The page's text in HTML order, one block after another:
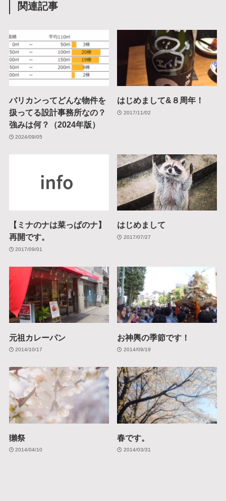
関連記事
バリカンってどんな物件を
扱ってる設計事務所なの？
強みは何？（2024年版）
2024/09/05
はじめまして&８周年！
2017/11/02
【ミナのナは菜っぱのナ】
再開です。
2017/09/01
はじめまして
2017/07/27
元祖カレーパン
2014/10/17
お神輿の季節です！
2014/09/19
獺祭
2014/04/10
春です。
2014/03/31